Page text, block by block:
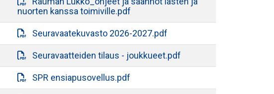
nuorten kanssa toimiville.pdf
Seuravaatekuvasto 2026-2027.pdf
Seuravaatteiden tilaus - joukkueet.pdf
SPR ensiapusovellus.pdf